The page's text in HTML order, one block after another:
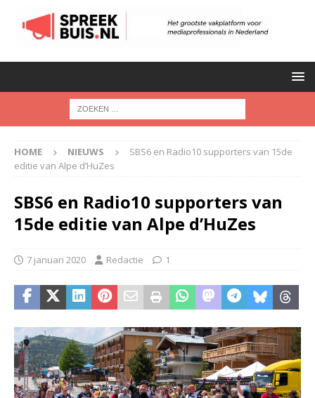
HOME NIEUWS
SBS6 en Radio10 supporters van 15de
editie van Alpe d’HuZes
SBS6 en Radio10 supporters van
15de editie van Alpe d’HuZes
7 januari 2020 Redactie 1